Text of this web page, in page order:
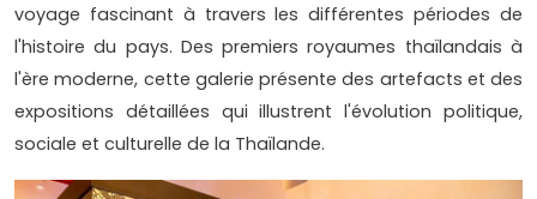
voyage fascinant à travers les différentes périodes de
l'histoire du pays. Des premiers royaumes thaïlandais à
l'ère moderne, cette galerie présente des artefacts et des
expositions détaillées qui illustrent l'évolution politique,
sociale et culturelle de la Thaïlande.